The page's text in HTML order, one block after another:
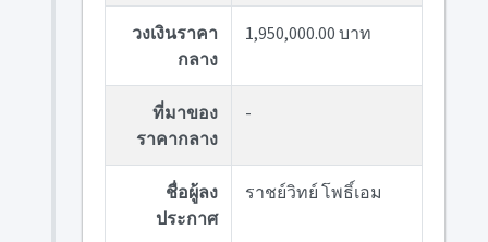
วงเงินราคา
กลาง
1,950,000.00 บาท
ที่มาของ
ราคากลาง
-
ชื่อผู้ลง
ประกาศ
ราชย์วิทย์ โพธิ์เอม